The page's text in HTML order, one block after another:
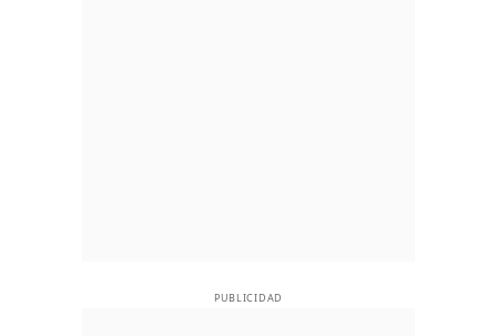
PUBLICIDAD